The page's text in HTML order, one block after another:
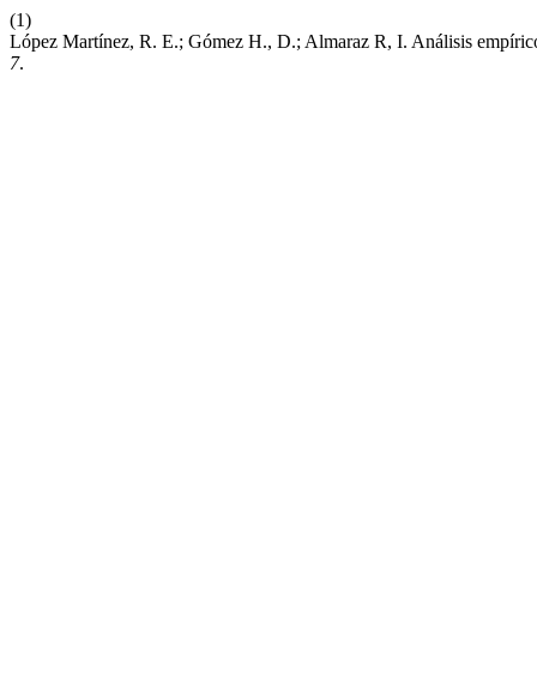
(1)
López Martínez, R. E.; Gómez H., D.; Almaraz R, I. Análisis
7.